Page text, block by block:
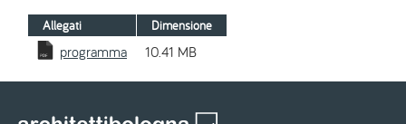
Allegati Dimensione
programma 10.41 MB